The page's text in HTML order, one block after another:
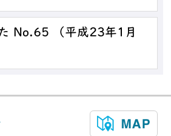
No.65 （平成23年1月